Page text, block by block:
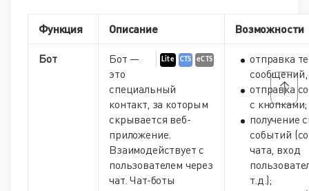
Функция Описание Возможности
Бот Lite CTS eCTS
Бот —
это
специальный
контакт, за которым
скрывается веб-
приложение.
Взаимодействует с
пользователем через
чат. Чат-боты
отправка
отправка
с кнопками;
получение
событий
чата, вход
т.д.);